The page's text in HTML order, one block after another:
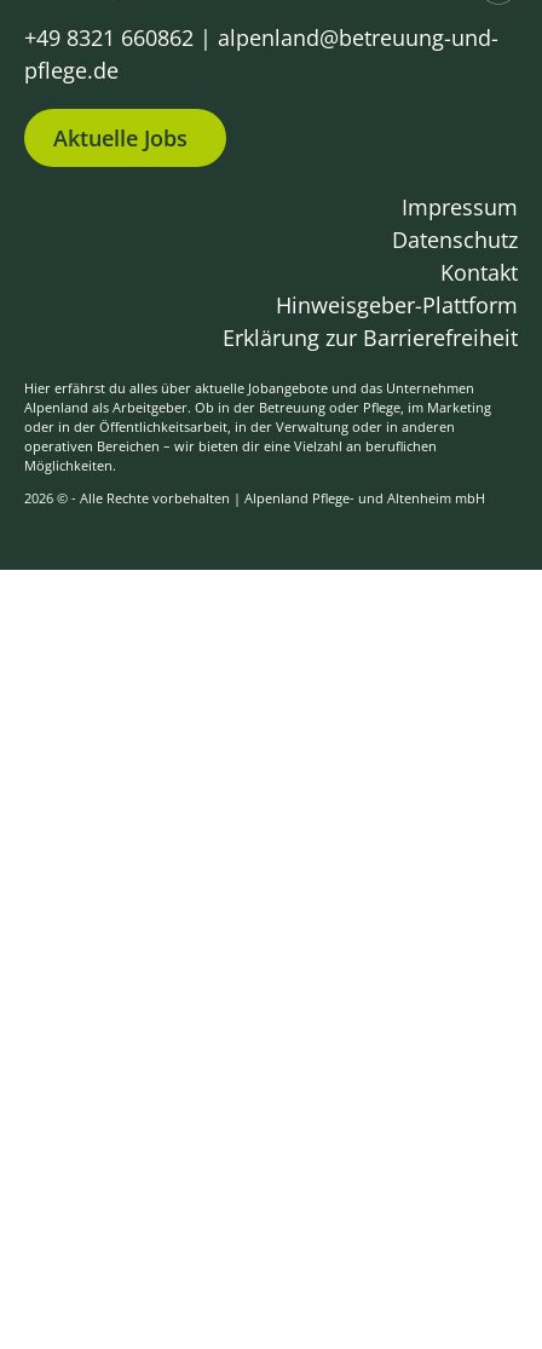
+49 8321 660862 | alpenland@betreuung-und-
pflege.de
Aktuelle Jobs
Impressum
Datenschutz
Kontakt
Hinweisgeber-Plattform
Erklärung zur Barrierefreiheit
Hier erfährst du alles über aktuelle Jobangebote und das Unternehmen
Alpenland als Arbeitgeber. Ob in der Betreuung oder Pflege, im Marketing
oder in der Öffentlichkeitsarbeit, in der Verwaltung oder in anderen
operativen Bereichen – wir bieten dir eine Vielzahl an beruflichen
Möglichkeiten.
2026 © - Alle Rechte vorbehalten | Alpenland Pflege- und Altenheim mbH